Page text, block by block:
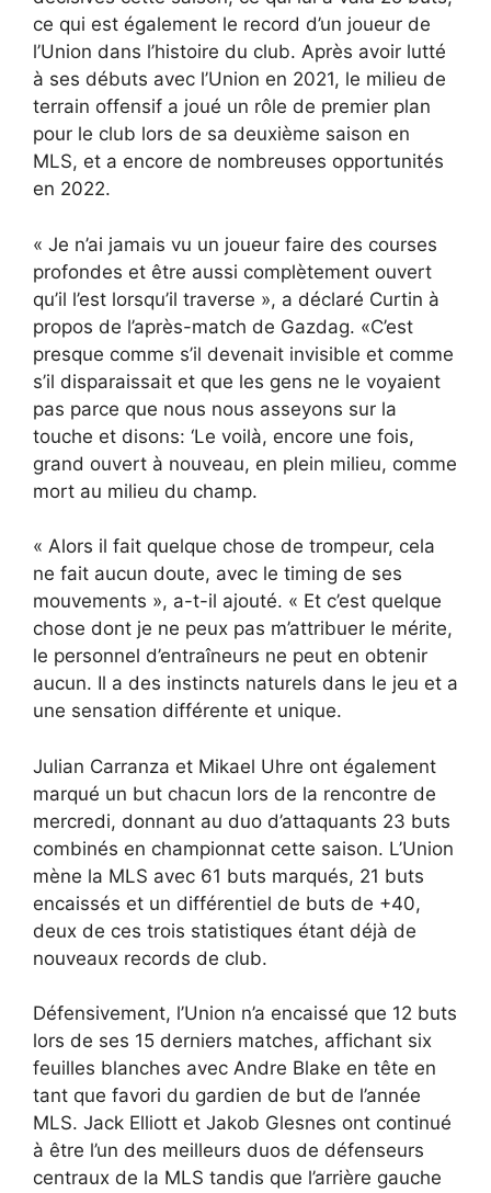
ce qui est également le record d’un joueur de
l’Union dans l’histoire du club. Après avoir lutté
à ses débuts avec l’Union en 2021, le milieu de
terrain offensif a joué un rôle de premier plan
pour le club lors de sa deuxième saison en
MLS, et a encore de nombreuses opportunités
en 2022.
« Je n’ai jamais vu un joueur faire des courses
profondes et être aussi complètement ouvert
qu’il l’est lorsqu’il traverse », a déclaré Curtin à
propos de l’après-match de Gazdag. «C’est
presque comme s’il devenait invisible et comme
s’il disparaissait et que les gens ne le voyaient
pas parce que nous nous asseyons sur la
touche et disons: ‘Le voilà, encore une fois,
grand ouvert à nouveau, en plein milieu, comme
mort au milieu du champ.
« Alors il fait quelque chose de trompeur, cela
ne fait aucun doute, avec le timing de ses
mouvements », a-t-il ajouté. « Et c’est quelque
chose dont je ne peux pas m’attribuer le mérite,
le personnel d’entraîneurs ne peut en obtenir
aucun. Il a des instincts naturels dans le jeu et a
une sensation différente et unique.
Julian Carranza et Mikael Uhre ont également
marqué un but chacun lors de la rencontre de
mercredi, donnant au duo d’attaquants 23 buts
combinés en championnat cette saison. L’Union
mène la MLS avec 61 buts marqués, 21 buts
encaissés et un différentiel de buts de +40,
deux de ces trois statistiques étant déjà de
nouveaux records de club.
Défensivement, l’Union n’a encaissé que 12 buts
lors de ses 15 derniers matches, affichant six
feuilles blanches avec Andre Blake en tête en
tant que favori du gardien de but de l’année
MLS. Jack Elliott et Jakob Glesnes ont continué
à être l’un des meilleurs duos de défenseurs
centraux de la MLS tandis que l’arrière gauche